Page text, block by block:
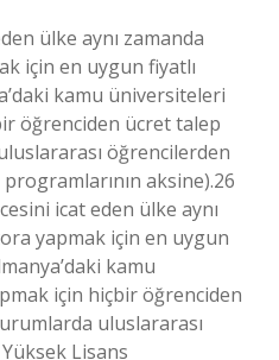
ülke aynı zamanda
için en uygun fiyatlı
kamu üniversiteleri
öğrenciden ücret talep
öğrencilerden
aksine).26
icat eden ülke aynı
yapmak için en uygun
kamu
için hiçbir öğrenciden
uluslararası
Lisans